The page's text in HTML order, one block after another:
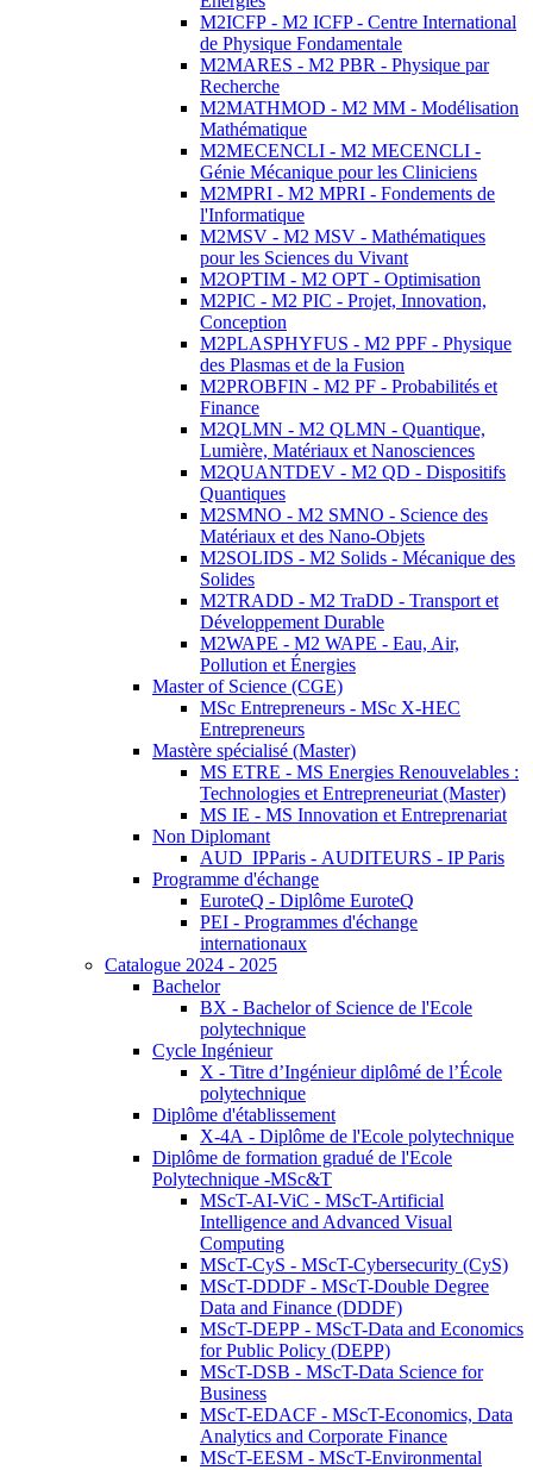
M2ICFP - M2 ICFP - Centre International
de Physique Fondamentale
M2MARES - M2 PBR - Physique par
Recherche
M2MATHMOD - M2 MM - Modélisation
Mathématique
M2MECENCLI - M2 MECENCLI -
Génie Mécanique pour les Cliniciens
M2MPRI - M2 MPRI - Fondements de
l'Informatique
M2MSV - M2 MSV - Mathématiques
pour les Sciences du Vivant
M2OPTIM - M2 OPT - Optimisation
M2PIC - M2 PIC - Projet, Innovation,
Conception
M2PLASPHYFUS - M2 PPF - Physique
des Plasmas et de la Fusion
M2PROBFIN - M2 PF - Probabilités et
Finance
M2QLMN - M2 QLMN - Quantique,
Lumière, Matériaux et Nanosciences
M2QUANTDEV - M2 QD - Dispositifs
Quantiques
M2SMNO - M2 SMNO - Science des
Matériaux et des Nano-Objets
M2SOLIDS - M2 Solids - Mécanique des
Solides
M2TRADD - M2 TraDD - Transport et
Développement Durable
M2WAPE - M2 WAPE - Eau, Air,
Pollution et Énergies
Master of Science (CGE)
MSc Entrepreneurs - MSc X-HEC
Entrepreneurs
Mastère spécialisé (Master)
MS ETRE - MS Energies Renouvelables :
Technologies et Entrepreneuriat (Master)
MS IE - MS Innovation et Entreprenariat
Non Diplomant
AUD_IPParis - AUDITEURS - IP Paris
Programme d'échange
EuroteQ - Diplôme EuroteQ
PEI - Programmes d'échange
internationaux
Catalogue 2024 - 2025
Bachelor
BX - Bachelor of Science de l'Ecole
polytechnique
Cycle Ingénieur
X - Titre d’Ingénieur diplômé de l’École
polytechnique
Diplôme d'établissement
X-4A - Diplôme de l'Ecole polytechnique
Diplôme de formation gradué de l'Ecole
Polytechnique -MSc&T
MScT-AI-ViC - MScT-Artificial
Intelligence and Advanced Visual
Computing
MScT-CyS - MScT-Cybersecurity (CyS)
MScT-DDDF - MScT-Double Degree
Data and Finance (DDDF)
MScT-DEPP - MScT-Data and Economics
for Public Policy (DEPP)
MScT-DSB - MScT-Data Science for
Business
MScT-EDACF - MScT-Economics, Data
Analytics and Corporate Finance
MScT-EESM - MScT-Environmental